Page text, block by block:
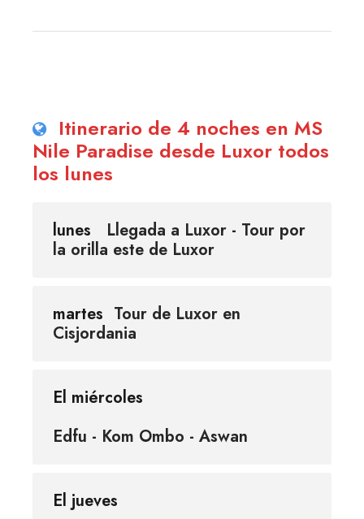
Itinerario de 4 noches en MS
Nile Paradise desde Luxor todos
los lunes
lunes
Llegada a Luxor - Tour por
la orilla este de Luxor
martes Tour de Luxor en
Cisjordania
El miércoles
Edfu - Kom Ombo - Aswan
El jueves